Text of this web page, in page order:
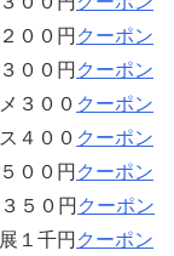
００円 クーポン
００円 クーポン
３００ クーポン
４００ クーポン
００円 クーポン
５０円 クーポン
１千円 クーポン